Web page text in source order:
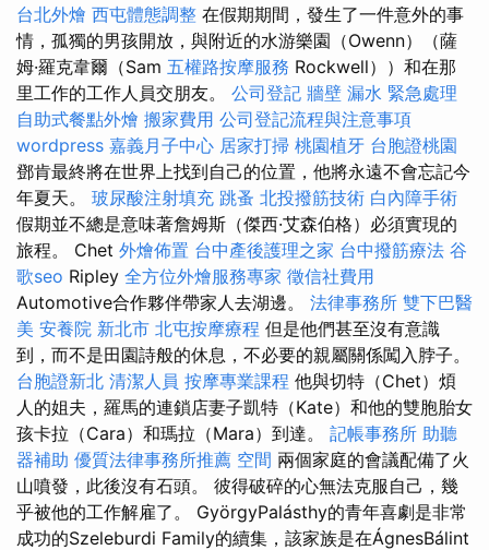
台北外燴 西屯體態調整 在假期期間，發生了一件意外的事
情，孤獨的男孩開放，與附近的水游樂園（Owenn）（薩
姆·羅克韋爾（Sam 五權路按摩服務 Rockwell））和在那
里工作的工作人員交朋友。 公司登記 牆壁 漏水 緊急處理
自助式餐點外燴 搬家費用 公司登記流程與注意事項
wordpress 嘉義月子中心 居家打掃 桃園植牙 台胞證桃園
鄧肯最終將在世界上找到自己的位置，他將永遠不會忘記今
年夏天。 玻尿酸注射填充 跳蚤 北投撥筋技術 白內障手術
假期並不總是意味著詹姆斯（傑西·艾森伯格）必須實現的
旅程。 Chet 外燴佈置 台中產後護理之家 台中撥筋療法 谷
歌seo Ripley 全方位外燴服務專家 徵信社費用
Automotive合作夥伴帶家人去湖邊。 法律事務所 雙下巴醫
美 安養院 新北市 北屯按摩療程 但是他們甚至沒有意識
到，而不是田園詩般的休息，不必要的親屬關係闖入脖子。
台胞證新北 清潔人員 按摩專業課程 他與切特（Chet）煩
人的姐夫，羅馬的連鎖店妻子凱特（Kate）和他的雙胞胎女
孩卡拉（Cara）和瑪拉（Mara）到達。 記帳事務所 助聽
器補助 優質法律事務所推薦 空間 兩個家庭的會議配備了火
山噴發，此後沒有石頭。 彼得破碎的心無法克服自己，幾
乎被他的工作解雇了。 GyörgyPalásthy的青年喜劇是非常
成功的Szeleburdi Family的續集，該家族是在ÁgnesBálint